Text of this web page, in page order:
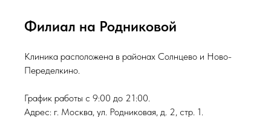
Филиал на Родниковой
Клиника расположена в районах Солнцево и Ново-
Переделкино.
График работы с 9:00 до 21:00.
Адрес: г. Москва, ул. Родниковая, д. 2, стр. 1.